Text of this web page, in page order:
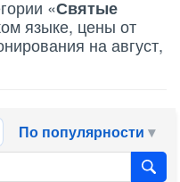
«Святые
языке, цены от
на август,
По популярности